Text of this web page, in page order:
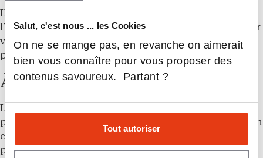
Salut, c'est nous ... les Cookies
On ne se mange pas, en revanche on aimerait
bien vous connaître pour vous proposer des
contenus savoureux. Partant ?
Tout autoriser
Il existe de nombreuses opportunités de carrière à
l’étranger. Les diplômés peuvent notamment se tourner
vers le V.I.E (Volontariat International en Entreprise)
pour se lancer dans une activité indemnisée.
À ne pas confondre avec :
Le technicien de l’environnement met en œuvre les
procédures et les techniques définies par l’ingénieur en
environnement. Il peut être amené à réaliser des
prélèvements d’échantillons, à effectuer des analyses